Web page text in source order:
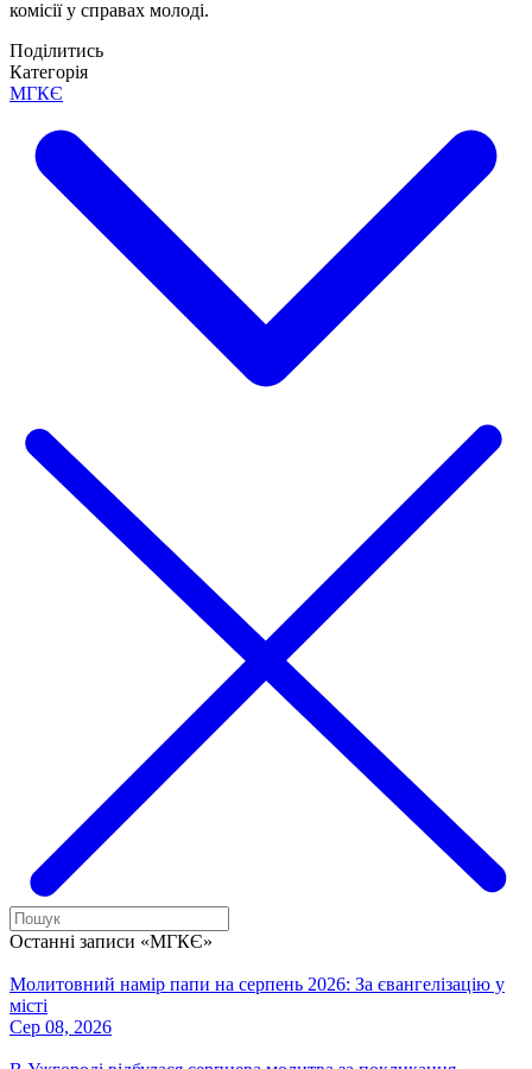
комісії у справах молоді.
Поділитись
Категорія
МГКЄ
Останні записи «МГКЄ»
Молитовний намір папи на серпень 2026: За євангелізацію у
місті
Сер 08, 2026